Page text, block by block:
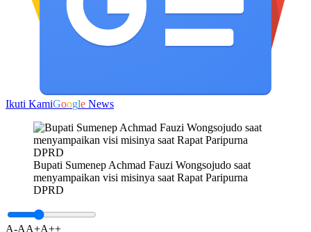
Ikuti KamiGoogle News
Bupati Sumenep Achmad Fauzi Wongsojudo saat
menyampaikan visi misinya saat Rapat Paripurna
DPRD
A-AA+A++